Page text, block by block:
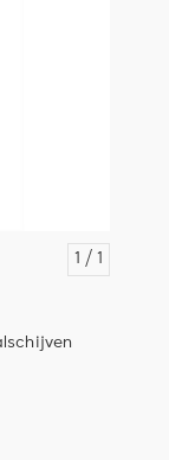
1 / 1